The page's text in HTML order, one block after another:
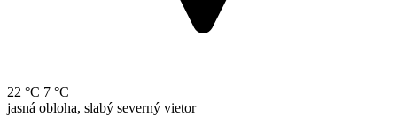
22 °C 7 °C
jasná obloha, slabý severný vietor